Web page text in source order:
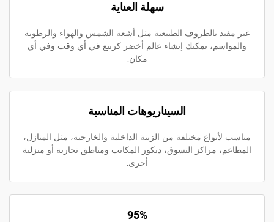
سهلة العناية
غير مقيد بالظروف الطبيعية مثل أشعة الشمس والهواء والرطوبة
والمواسم، يمكنك إنشاء عالم أخضر كربيع في أي وقت وفي أي
مكان.
السيناريوهات المناسبة
مناسب لأنواع مختلفة من الزينة الداخلية والخارجية، مثل المنازل،
المطاعم، مراكز التسوق، ديكور المكاتب ومناطق تجارية أو منزلية
أخرى.
95%